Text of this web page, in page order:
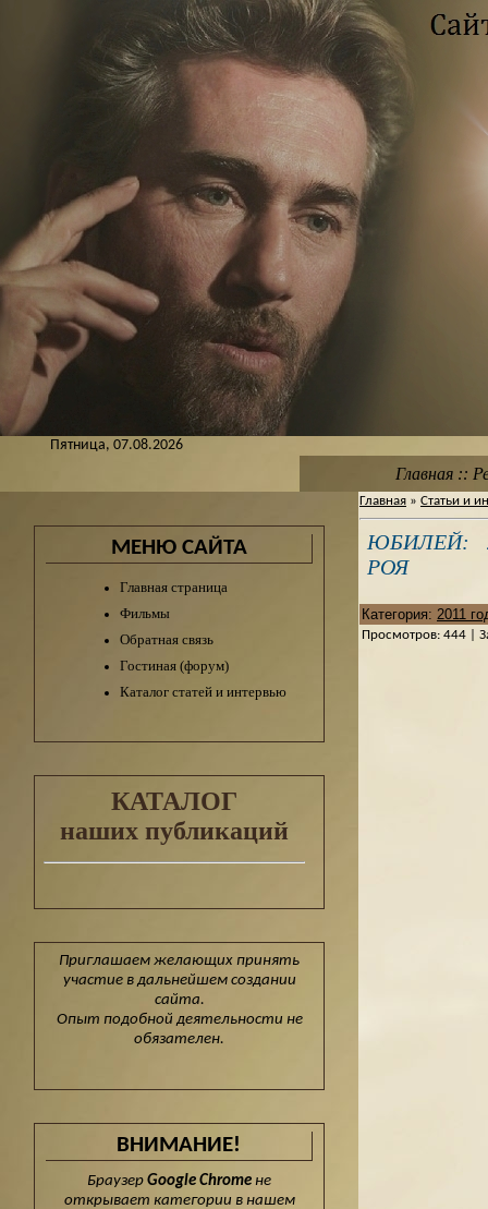
Пятница, 07.08.2026
Главная ::
МЕНЮ САЙТА
Главная страница
Фильмы
Обратная связь
Гостиная (форум)
Каталог статей и интервью
КАТАЛОГ
наших публикаций
Приглашаем желающих принять
участие в дальнейшем создании
сайта.
Опыт подобной деятельности не
обязателен.
ВНИМАНИЕ!
Браузер Google Chrome не
открывает категории в нашем
Главная » Статьи и
ЮБИЛЕЙ:
РОЯ
Категория: 2011
Просмотров: 444